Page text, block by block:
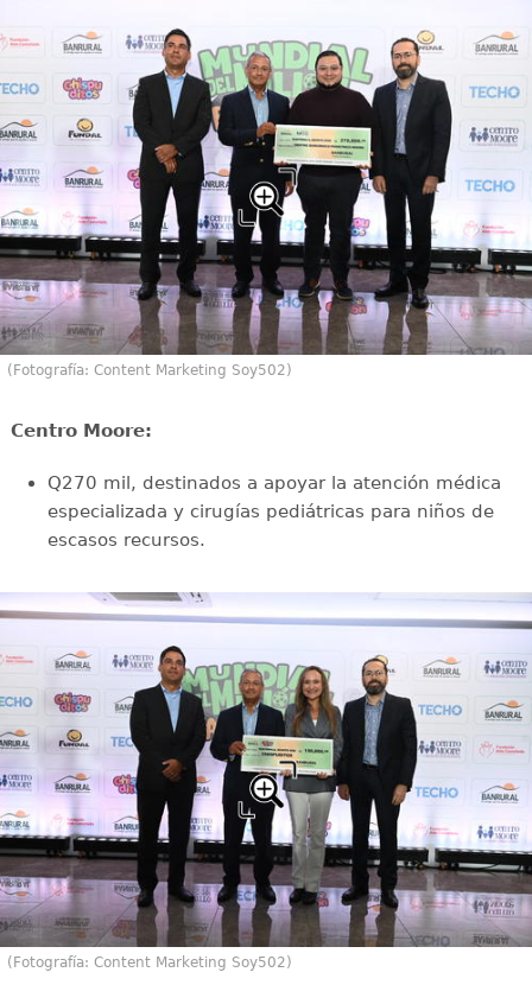
(Fotografía: Content Marketing Soy502)
⁠Centro Moore:
Q270 mil, destinados a apoyar la atención médica
especializada y cirugías pediátricas para niños de
escasos recursos.
(Fotografía: Content Marketing Soy502)